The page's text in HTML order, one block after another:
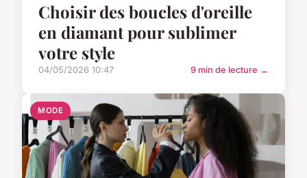
Choisir des boucles d'oreille
en diamant pour sublimer
votre style
04/05/2026 10:47 9 min de lecture →
MODE